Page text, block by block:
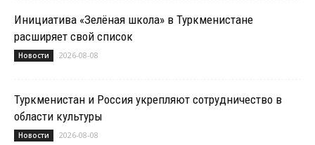
Инициатива «Зелёная школа» в Туркменистане
расширяет свой список
Новости 2026-08-08
Туркменистан и Россия укрепляют сотрудничество в
области культуры
Новости 2026-08-08